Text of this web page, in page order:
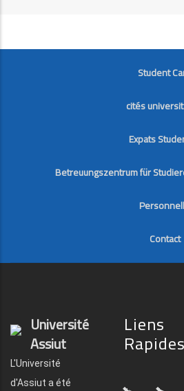
Student
cités
Expats
Betreuungszentrum für
Contact
Université
Assiut
L'Université
d'Assiut a été
Liens
Rapides